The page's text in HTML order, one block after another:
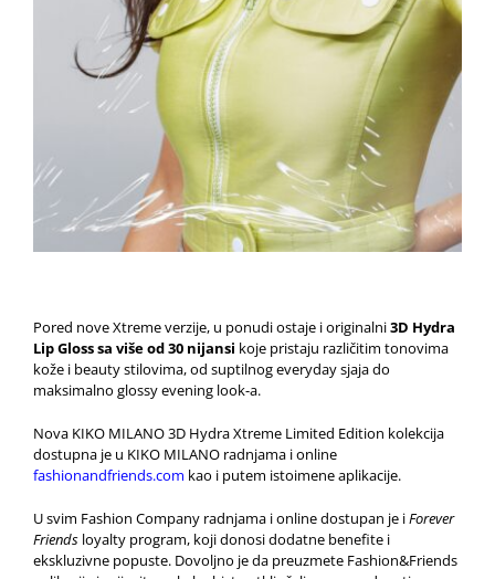
Pored nove Xtreme verzije, u ponudi ostaje i originalni3D Hydra
Lip Gloss sa više od 30 nijansi koje pristaju različitim tonovima
kože i beauty stilovima, od suptilnog everyday sjaja do
maksimalno glossy evening look-a.
Nova KIKO MILANO 3D Hydra Xtreme Limited Edition kolekcija
dostupna je u KIKO MILANO radnjama i online
fashionandfriends.com kao i putem istoimene aplikacije.
U svim Fashion Company radnjama i online dostupan je iForever
Friends loyalty program, koji donosi dodatne benefite i
ekskluzivne popuste. Dovoljno je da preuzmete Fashion&Friends